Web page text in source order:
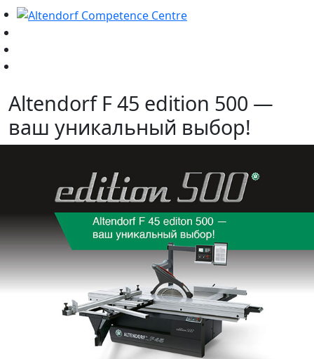
Altendorf F 45 edition 500 —
ваш уникальный выбор!